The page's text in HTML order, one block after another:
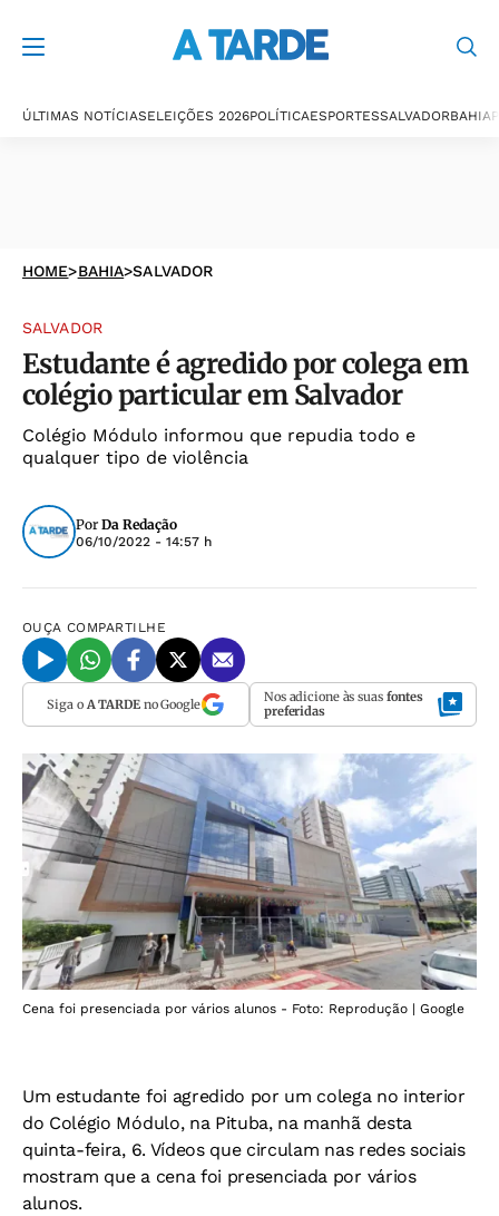
ÚLTIMAS NOTÍCIASELEIÇÕES 2026POLÍTICAESPORTESSALVADORBAHIA
HOME>BAHIA>SALVADOR
SALVADOR
Estudante é agredido por colega em
colégio particular em Salvador
Colégio Módulo informou que repudia todo e
qualquer tipo de violência
Por Da Redação
06/10/2022 - 14:57 h
OUÇA COMPARTILHE
Siga o A TARDEno Google Nos adicione às suas fontes
preferidas
Cena foi presenciada por vários alunos - Foto: Reprodução | Google
Um estudante foi agredido por um colega no interior
do Colégio Módulo, na Pituba, na manhã desta
quinta-feira, 6. Vídeos que circulam nas redes sociais
mostram que a cena foi presenciada por vários
alunos.